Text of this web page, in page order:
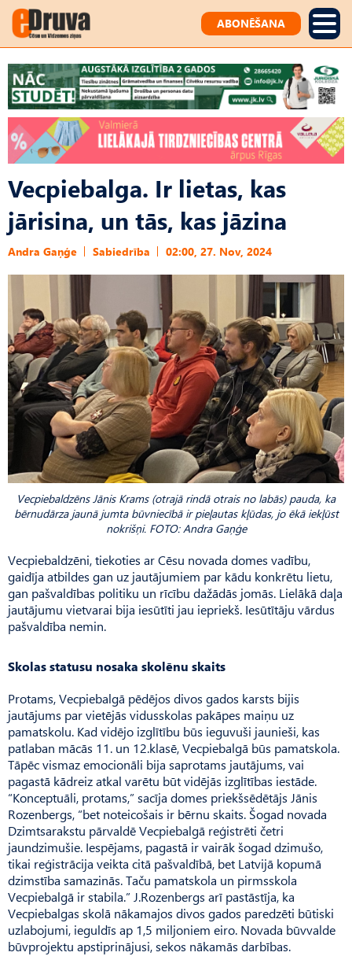
ABONĒŠANA
Vecpiebalga. Ir lietas, kas
jārisina, un tās, kas jāzina
Andra Gaņģe Sabiedrība 02:00, 27. Nov, 2024
Vecpiebaldzēns Jānis Krams (otrajā rindā otrais no labās) pauda, ka
bērnudārza jaunā jumta būvniecībā ir pieļautas kļūdas, jo ēkā iekļūst
nokrišņi. FOTO: Andra Gaņģe
Vecpiebaldzēni, tiekoties ar Cēsu novada domes vadību,
gaidīja atbildes gan uz jautājumiem par kādu konkrētu lietu,
gan pašvaldības politiku un rīcību dažādās jomās. Lielākā daļa
jautājumu vietvarai bija iesūtīti jau iepriekš. Iesūtītāju vārdus
pašvaldība nemin.
Skolas statusu nosaka skolēnu skaits
Protams, Vecpiebalgā pēdējos divos gados karsts bijis
jautājums par vietējās vidusskolas pakāpes maiņu uz
pamatskolu. Kad vidējo izglītību būs ieguvuši jaunieši, kas
patlaban mācās 11. un 12.klasē, Vecpiebalgā būs pamatskola.
Tāpēc vismaz emocionāli bija saprotams jautājums, vai
pagastā kādreiz atkal varētu būt vidējās izglītības iestāde.
“Konceptuāli, protams,” sacīja domes priekšsēdētājs Jānis
Rozenbergs, “bet noteicošais ir bērnu skaits. Šogad novada
Dzimtsarakstu pārvaldē Vecpiebalgā reģistrēti četri
jaundzimušie. Iespējams, pagastā ir vairāk šogad dzimušo,
tikai reģistrācija veikta citā pašvaldībā, bet Latvijā kopumā
dzimstība samazinās. Taču pamatskola un pirms­skola
Vecpiebalgā ir stabila.” J.Rozenbergs arī pastāstīja, ka
Vecpiebalgas skolā nākamajos divos gados paredzēti būtiski
uzlabojumi, ieguldīs ap 1,5 miljoniem eiro. Novada būvvalde
būvprojektu apstiprinājusi, sekos nākamās darbības.